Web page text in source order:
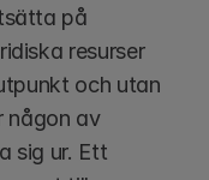
på
resurser
och utan
någon av
sig ur. Ett